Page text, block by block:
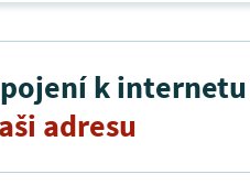
k internetu
adresu